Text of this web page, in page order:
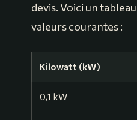
devis. Voici un
valeurs courantes :
Kilowatt (kW)
0,1 kW